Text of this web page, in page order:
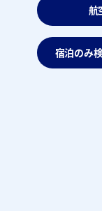
航
宿泊のみ